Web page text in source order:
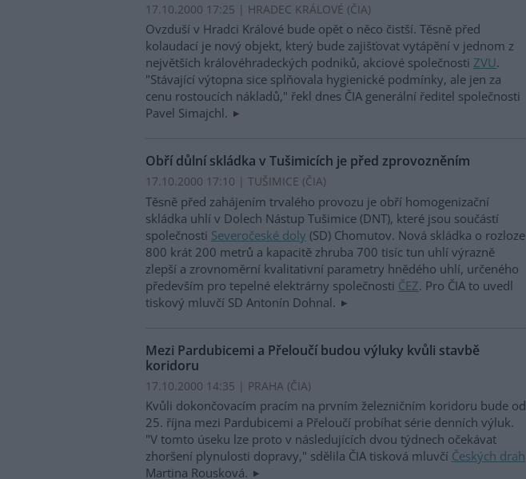
17.10.2000 17:25 | HRADEC KRÁLOVÉ (ČIA)
Ovzduší v Hradci Králové bude opět o něco čistší. Těsně před
kolaudací je nový objekt, který bude zajišťovat vytápění v jednom z
největších královéhradeckých podniků, akciové společnosti ZVU.
"Stávající výtopna sice splňovala hygienické podmínky, ale jen za
cenu rostoucích nákladů," řekl dnes ČIA generální ředitel společnosti
Pavel Simajchl.
Obří důlní skládka v Tušimicích je před zprovozněním
17.10.2000 17:10 | TUŠIMICE (ČIA)
Těsně před zahájením trvalého provozu je obří homogenizační
skládka uhlí v Dolech Nástup Tušimice (DNT), které jsou součástí
společnosti Severočeské doly (SD) Chomutov. Nová skládka o rozloze
800 krát 200 metrů a kapacitě zhruba 700 tisíc tun uhlí výrazně
zlepší a zrovnoměrní kvalitativní parametry hnědého uhlí, určeného
především pro tepelné elektrárny společnosti ČEZ. Pro ČIA to uvedl
tiskový mluvčí SD Antonín Dohnal.
Mezi Pardubicemi a Přeloučí budou výluky kvůli stavbě
koridoru
17.10.2000 14:35 | PRAHA (ČIA)
Kvůli dokončovacím pracím na prvním železničním koridoru bude od
25. října mezi Pardubicemi a Přeloučí probíhat série denních výluk.
"V tomto úseku lze proto v následujících dvou týdnech očekávat
zhoršení plynulosti dopravy," sdělila ČIA tisková mluvčí Českých drah
Martina Rousková.